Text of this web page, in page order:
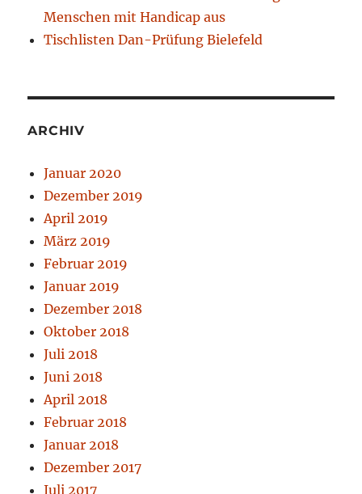
Menschen mit Handicap aus
Tischlisten Dan-Prüfung Bielefeld
ARCHIV
Januar 2020
Dezember 2019
April 2019
März 2019
Februar 2019
Januar 2019
Dezember 2018
Oktober 2018
Juli 2018
Juni 2018
April 2018
Februar 2018
Januar 2018
Dezember 2017
Juli 2017